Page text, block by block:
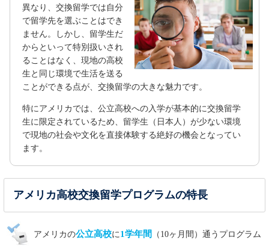
異なり、交換留学では自分
で留学先を選ぶことはでき
ません。しかし、留学生だ
からといって特別扱いされ
ることはなく、現地の高校
生と同じ環境で生活を送る
ことができる点が、交換留学の大きな魅力です。
特にアメリカでは、公立高校への入学が基本的に交換留学
生に限定されているため、留学生（日本人）が少ない環境
で現地の社会や文化を直接体験する絶好の機会となってい
ます。
アメリカ高校交換留学プログラムの特長
アメリカの公立高校に1学年間 （10ヶ月間）通うプログラム